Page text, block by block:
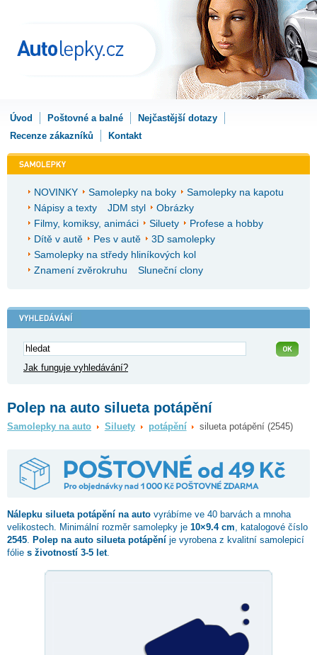
Úvod Poštovné a balné
Nejčastější dotazy
Recenze zákazníků
Kontakt
NOVINKY Samolepky na boky
Samolepky na kapotu
Nápisy a texty
JDM styl
Obrázky
Filmy, komiksy, animáci
Siluety
Profese a hobby
Dítě v autě
Pes v autě
3D samolepky
Samolepky na středy hliníkových kol
Znamení zvěrokruhu
Sluneční clony
Jak funguje vyhledávání?
Polep na auto silueta potápění
Samolepky na auto Siluety potápění silueta potápění (2545)
Nálepku silueta potápění na auto vyrábíme ve 40 barvách a mnoha
velikostech. Minimální rozměr samolepky je 10×9.4 cm , katalogové číslo
2545
Polep na auto silueta potápění je vyrobena z kvalitní samolepicí
fólie s životností 3-5 let.